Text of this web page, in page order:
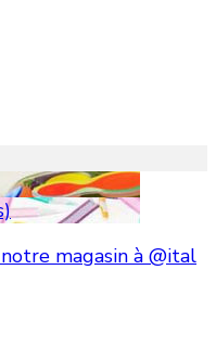
magasin à @ital